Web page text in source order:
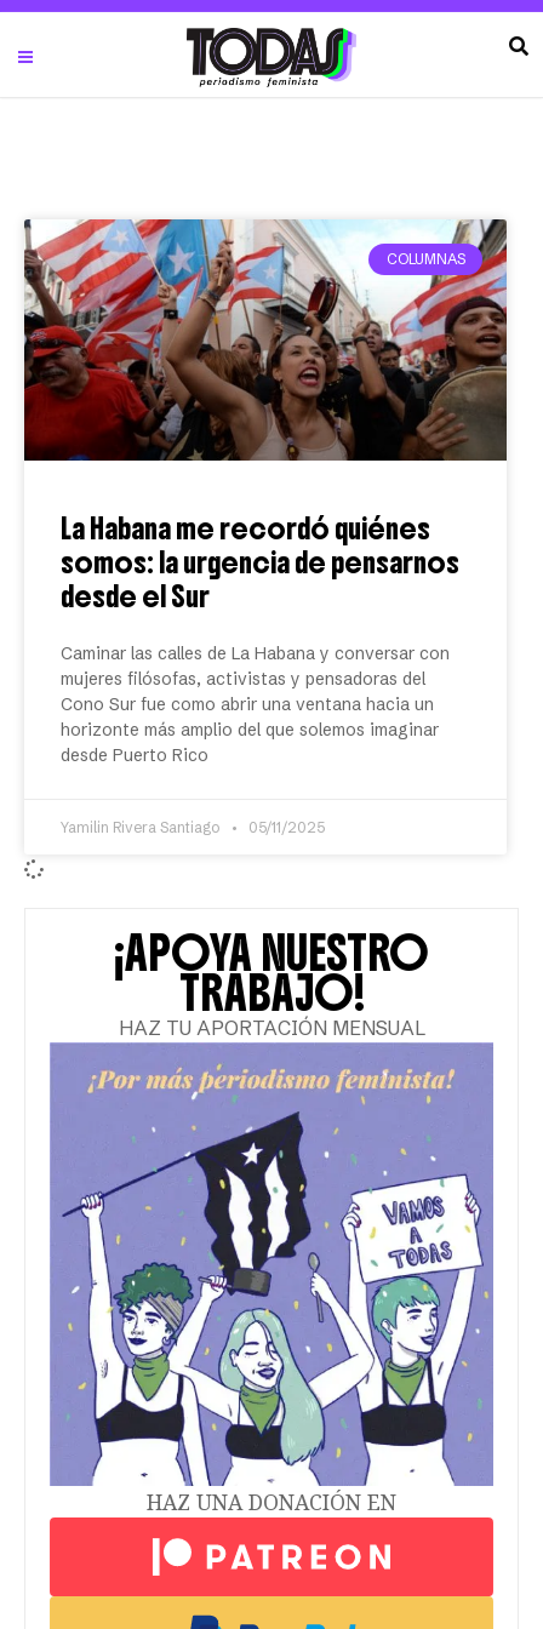
COLUMNAS
La Habana me recordó quiénes
somos: la urgencia de pensarnos
desde el Sur
Caminar las calles de La Habana y conversar con
mujeres filósofas, activistas y pensadoras del
Cono Sur fue como abrir una ventana hacia un
horizonte más amplio del que solemos imaginar
desde Puerto Rico
Yamilin Rivera Santiago 05/11/2025
¡APOYA NUESTRO
TRABAJO!
HAZ TU APORTACIÓN MENSUAL
HAZ UNA DONACIÓN EN